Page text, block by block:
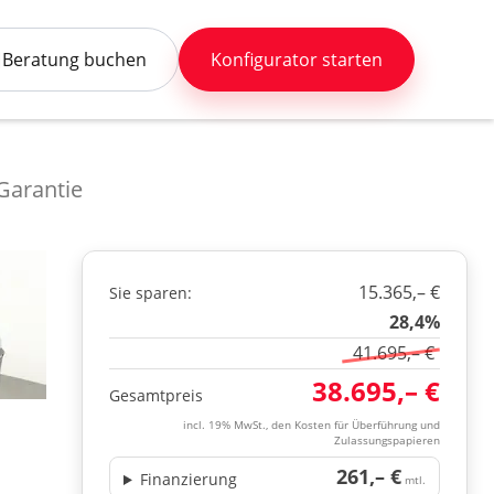
Beratung buchen Konfigurator starten
Sie sparen:
15.365,– €
28,4%
41.695,– €
Gesamtpreis 38.695,– €
incl. 19% MwSt., den Kosten für Überführung und
Zulassungspapieren
261,– € mtl.
Finanzierung